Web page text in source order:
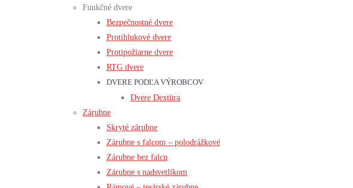
Funkčné dvere
Bezpečnostné dvere
Protihlukové dvere
Protipožiarne dvere
RTG dvere
DVERE PODĽA VÝROBCOV
Dvere Dextüra
Zárubne
Skryté zárubne
Zárubne s falcom – polodrážkové
Zárubne bez falcu
Zárubne s nadsvetlíkom